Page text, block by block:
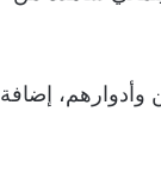
وأدوارهم، إضافة